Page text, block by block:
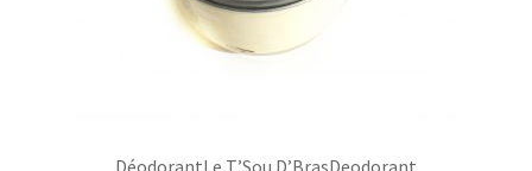
DéodorantLe T’Sou D’BrasDeodorant